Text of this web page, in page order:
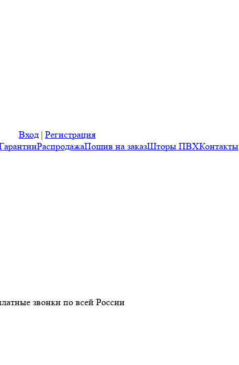
Вход | Регистрация
РаспродажаПошив на заказШторы ПВХКонтакты
звонки по всей России